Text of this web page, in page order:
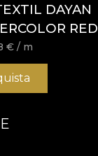
DAYAN
RED
€ / m